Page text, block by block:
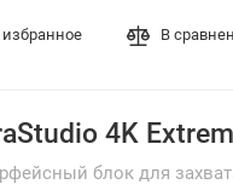
4K
блок для
избранное В